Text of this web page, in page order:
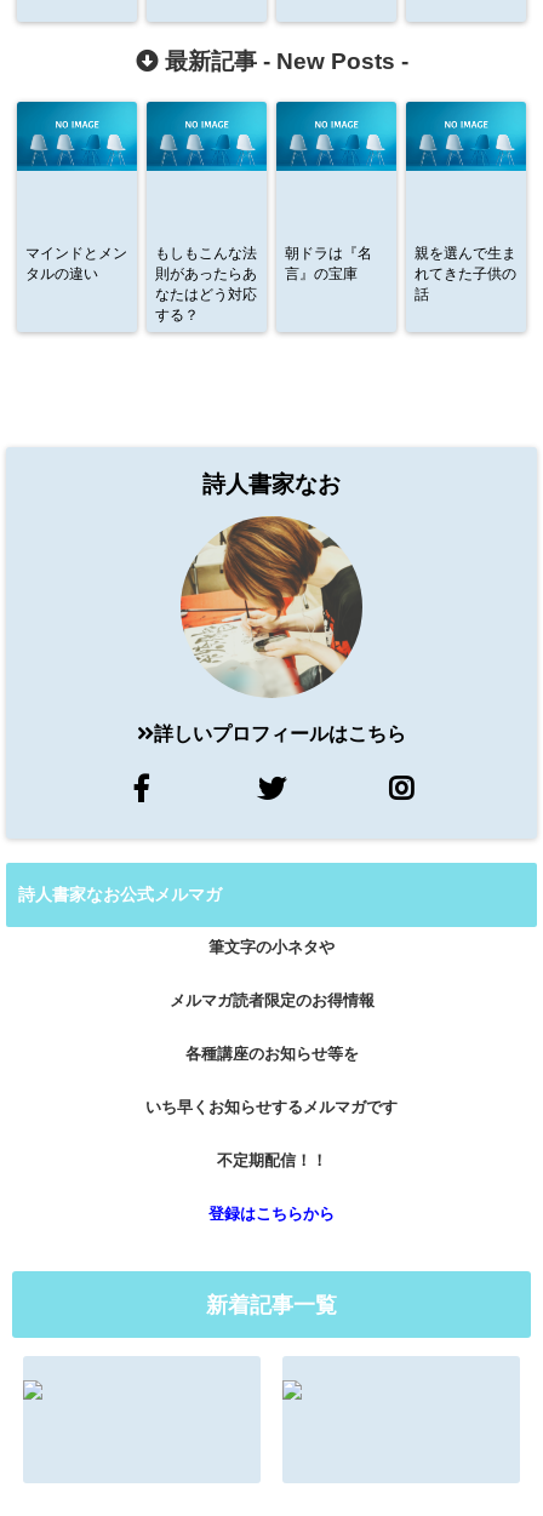
最新記事 - New Posts -
マインドとメン
タルの違い
もしもこんな法
則があったらあ
なたはどう対応
する？
朝ドラは『名
言』の宝庫
親を選んで生ま
れてきた子供の
話
詩人書家なお
詳しいプロフィールはこちら
詩人書家なお公式メルマガ
筆文字の小ネタや
メルマガ読者限定のお得情報
各種講座のお知らせ等を
いち早くお知らせするメルマガです
不定期配信！！
登録はこちらから
新着記事一覧